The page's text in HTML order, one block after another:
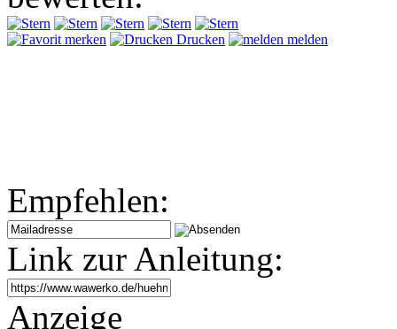
merken Drucken melden
Empfehlen:
Link zur Anleitung:
Anzeige